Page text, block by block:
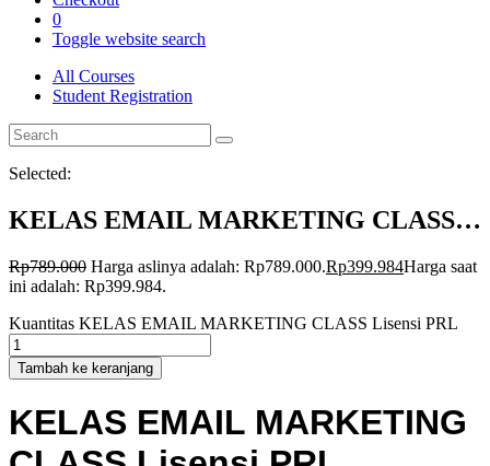
0
Toggle website search
All Courses
Student Registration
Selected:
KELAS EMAIL MARKETING CLASS…
Rp789.000 Harga aslinya adalah: Rp789.000.Rp399.984Harga saat
ini adalah: Rp399.984.
Kuantitas KELAS EMAIL MARKETING CLASS Lisensi PRL
Tambah ke keranjang
KELAS EMAIL MARKETING